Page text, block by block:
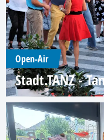
Open-Air
Stadt.TANZ -